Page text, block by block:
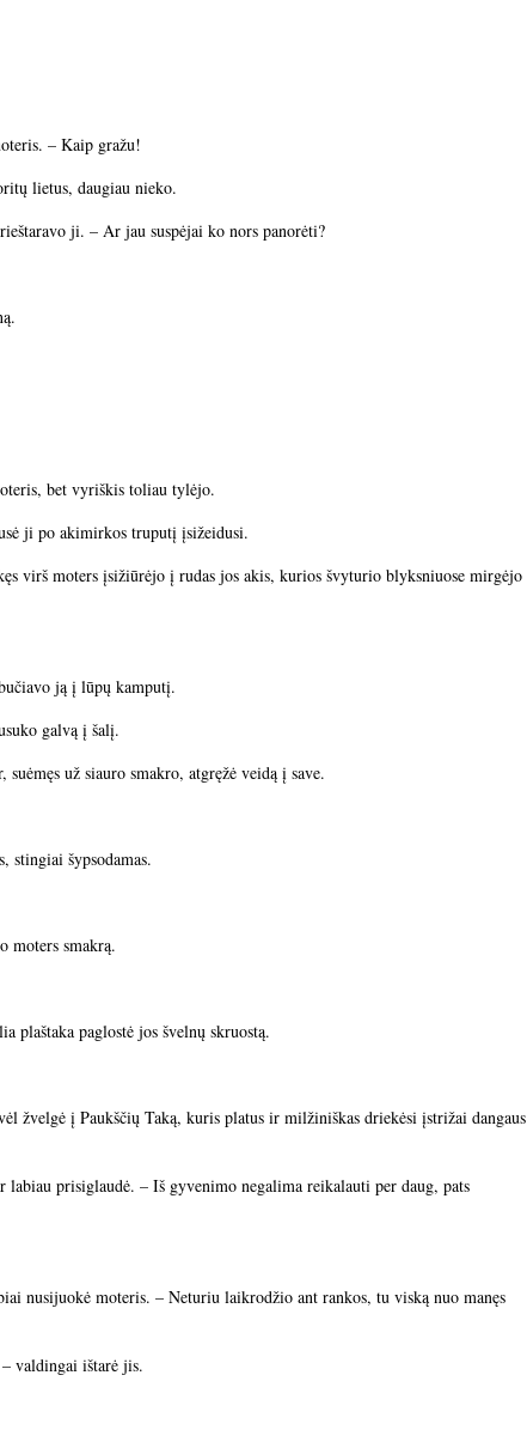
– Kaip gražu!
lietus, daugiau nieko.
ji. – Ar jau suspėjai ko nors panorėti?
bet vyriškis toliau tylėjo.
ji po akimirkos truputį įsižeidusi.
virš moters įsižiūrėjo į rudas jos akis, kurios švyturio blyksniuose mirgėjo
ją į lūpų kamputį.
galvą į šalį.
už siauro smakro, atgręžė veidą į save.
stingiai šypsodamas.
moters smakrą.
plaštaka paglostė jos švelnų skruostą.
žvelgė į Paukščių Taką, kuris platus ir milžiniškas driekėsi įstrižai dangaus
prisiglaudė. – Iš gyvenimo negalima reikalauti per daug, pats
nusijuokė moteris. – Neturiu laikrodžio ant rankos, tu viską nuo manęs
valdingai ištarė jis.